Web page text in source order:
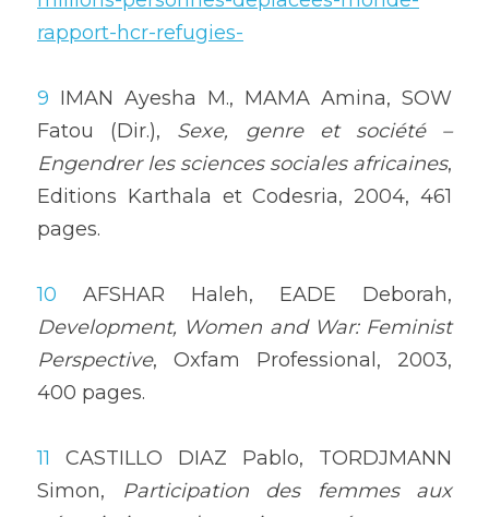
rapport-hcr-refugies-
9 IMAN Ayesha M., MAMA Amina, SOW
Fatou (Dir.), Sexe, genre et société –
Engendrer les sciences sociales africaines,
Editions Karthala et Codesria, 2004, 461
pages.
10
Development, Women and War: Feminist
Perspective, Oxfam Professional, 2003,
400 pages.
11 CASTILLO DIAZ Pablo, TORDJMANN
Simon,
Participation des femmes aux